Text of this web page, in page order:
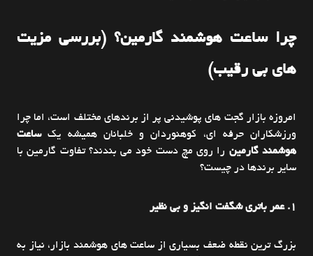
چرا ساعت هوشمند گارمین؟ (بررسی مزیت
های بی رقیب)
امروزه بازار گجت های پوشیدنی پر از برندهای مختلف است، اما چرا
ورزشکاران حرفه ای، کوهنوردان و خلبانان همیشه یکساعت
هوشمند گارمین را روی مچ دست خود می بندند؟ تفاوت گارمین با
سایر برندها در چیست؟
1. عمر باتری شگفت انگیز و بی نظیر
بزرگ ترین نقطه ضعف بسیاری از ساعت های هوشمند بازار، نیاز به